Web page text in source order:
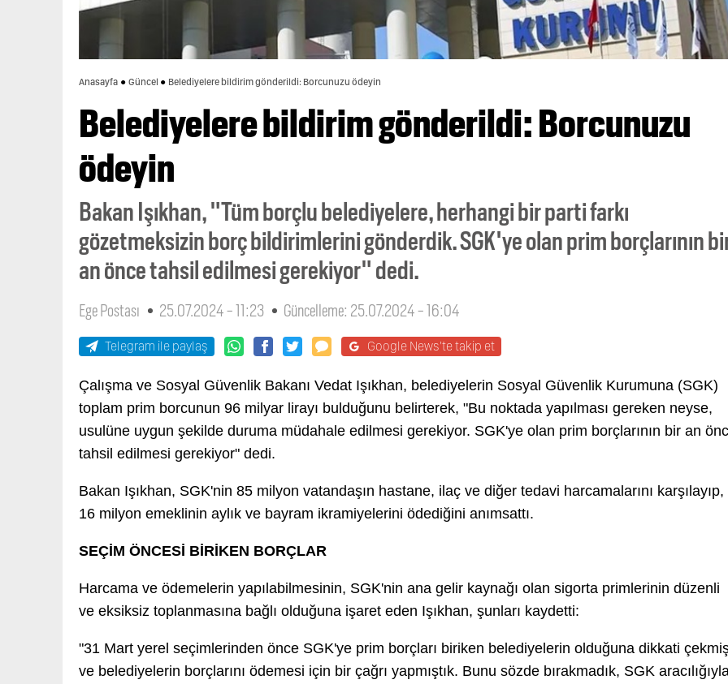
Anasayfa Güncel Belediyelere bildirim gönderildi: Borcunuzu ödeyin
Belediyelere bildirim gönderildi: Borcunuzu
ödeyin
Bakan Işıkhan, "Tüm borçlu belediyelere, herhangi bir parti farkı
gözetmeksizin borç bildirimlerini gönderdik. SGK'ye olan prim borçlarının
an önce tahsil edilmesi gerekiyor" dedi.
Ege Postası 25.07.2024 - 11:23 Güncelleme: 25.07.2024 - 16:04
Telegram ile paylaş Google News'te takip et
Çalışma ve Sosyal Güvenlik Bakanı Vedat Işıkhan, belediyelerin Sosyal Güvenlik Kurumuna (SGK)
toplam prim borcunun 96 milyar lirayı bulduğunu belirterek, "Bu noktada yapılması gereken neyse,
usulüne uygun şekilde duruma müdahale edilmesi gerekiyor. SGK'ye olan prim borçlarının bir an
tahsil edilmesi gerekiyor" dedi.
Bakan Işıkhan, SGK'nin 85 milyon vatandaşın hastane, ilaç ve diğer tedavi harcamalarını karşılayıp,
16 milyon emeklinin aylık ve bayram ikramiyelerini ödediğini anımsattı.
SEÇİM ÖNCESİ BİRİKEN BORÇLAR
Harcama ve ödemelerin yapılabilmesinin, SGK'nin ana gelir kaynağı olan sigorta primlerinin düzenli
ve eksiksiz toplanmasına bağlı olduğuna işaret eden Işıkhan, şunları kaydetti:
"31 Mart yerel seçimlerinden önce SGK'ye prim borçları biriken belediyelerin olduğuna dikkati
ve belediyelerin borçlarını ödemesi için bir çağrı yapmıştık. Bunu sözde bırakmadık, SGK